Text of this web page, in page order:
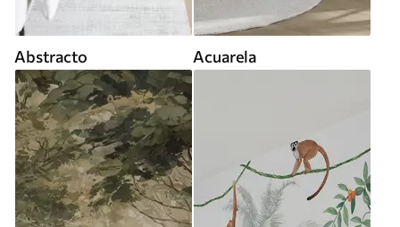
Abstracto Acuarela